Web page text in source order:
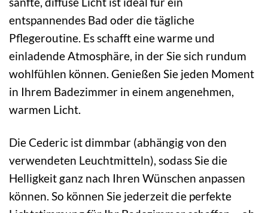
entspannendes Bad oder die tägliche
Pflegeroutine. Es schafft eine warme und
einladende Atmosphäre, in der Sie sich rundum
wohlfühlen können. Genießen Sie jeden Moment
in Ihrem Badezimmer in einem angenehmen,
warmen Licht.
Die Cederic ist dimmbar (abhängig von den
verwendeten Leuchtmitteln), sodass Sie die
Helligkeit ganz nach Ihren Wünschen anpassen
können. So können Sie jederzeit die perfekte